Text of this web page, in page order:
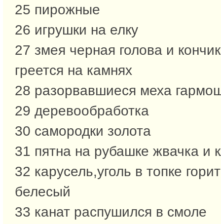
25 пирожные
26 игрушки на елку
27 змея черная голова и
греется на камнях
28 разорвавшиеся меха
29 деревообработка
30 самородки золота
31 пятна на рубашке жвачка и
32 карусель,уголь в топке
белесый
33 канат распушился в смоле